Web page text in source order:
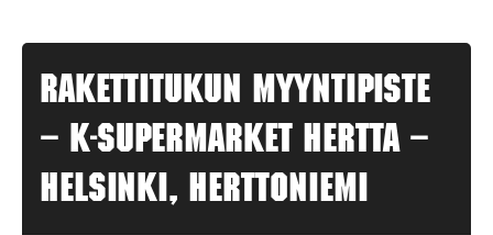
Rakettitukun myyntipiste
– K-SUPERMARKET HERTTA –
HELSINKI, HERTTONIEMI